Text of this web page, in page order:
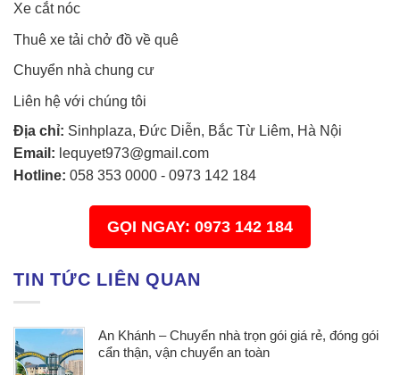
Xe cắt nóc
Thuê xe tải chở đồ về quê
Chuyển nhà chung cư
Liên hệ với chúng tôi
Địa chỉ: Sinhplaza, Đức Diễn, Bắc Từ Liêm, Hà Nội
Email: lequyet973@gmail.com
Hotline: 058 353 0000 - 0973 142 184
GỌI NGAY: 0973 142 184
TIN TỨC LIÊN QUAN
An Khánh – Chuyển nhà trọn gói giá rẻ, đóng gói
cẩn thận, vận chuyển an toàn